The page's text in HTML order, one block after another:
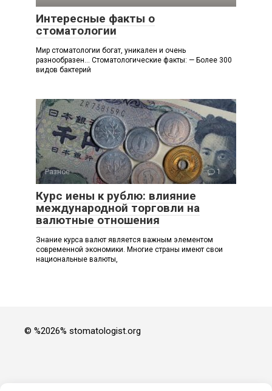
Интересные факты о
стоматологии
Мир стоматологии богат, уникален и очень
разнообразен… Стоматологические факты: — Более 300
видов бактерий
Разное 1
Курс иены к рублю: влияние
международной торговли на
валютные отношения
Знание курса валют является важным элементом
современной экономики. Многие страны имеют свои
национальные валюты,
© %2026% stomatologist.org